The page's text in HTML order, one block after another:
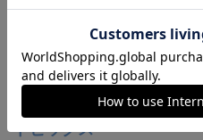
【S～4XL】2026/27ユニ
フォーム オーセンティッ
クモデル:FP1st
21,450円～25,950円
会員特典
【S～4XL】
フォーム オ
クモデル:GK
21,450円～
会員特典
トピックス